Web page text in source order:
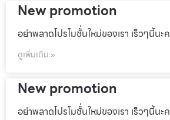
New promotion
อย่าพลาดโปรโมชั้่นใหม่ของเรา เร็วๆนี้นะค
ดูเพิ่มเติม »
New promotion
อย่าพลาดโปรโมชั้่นใหม่ของเรา เร็วๆนี้นะค